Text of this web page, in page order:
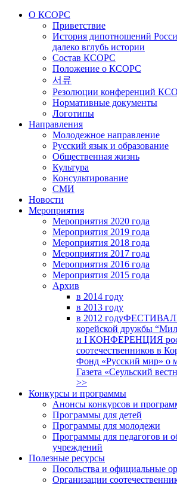
О КСОРС
Приветствие
История дипотношений
далеко вглубь истории
Состав КСОРС
Положение о КСОРС
서류
Резолюции конференций
Нормативные документы
Логотипы
Направления
Молодежное направление
Русский язык и образование
Общественная жизнь
Культура
Консультирование
СМИ
Новости
Мероприятия
Мероприятия 2020 года
Мероприятия 2019 года
Мероприятия 2018 годa
Мероприятия 2017 года
Мероприятия 2016 года
Мероприятия 2015 года
Архив
в 2014 году
в 2013 году
в 2012 годуФЕСТИВАЛЬ
корейской дружбы
и I КОНФЕРЕНЦИЯ
соотечественников в
Фонд «Русский мир» о
Газета «Сеульский
>>
Конкурсы и программы
Анонсы конкурсов и
Программы для детей
Программы для молодежи
Программы для педагогов и
учреждений
Полезные ресурсы
Посольства и официальные
Организации